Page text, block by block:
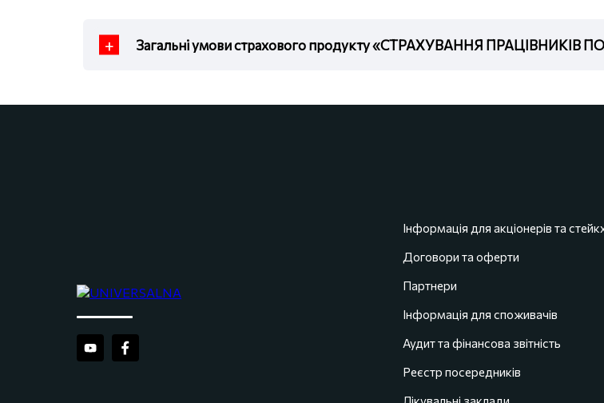
Загальні умови страхового продукту «СТРАХУВАННЯ
Інформація для акціонерів та
Договори та оферти
Партнери
Інформація для споживачів
Аудит та фінансова звітність
Реєстр посередників